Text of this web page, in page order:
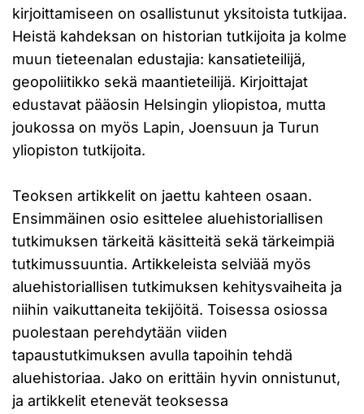
kirjoittamiseen on osallistunut yksitoista tutkijaa.
Heistä kahdeksan on historian tutkijoita ja kolme
muun tieteenalan edustajia: kansatieteilijä,
geopoliitikko sekä maantieteilijä. Kirjoittajat
edustavat pääosin Helsingin yliopistoa, mutta
joukossa on myös Lapin, Joensuun ja Turun
yliopiston tutkijoita.
Teoksen artikkelit on jaettu kahteen osaan.
Ensimmäinen osio esittelee aluehistoriallisen
tutkimuksen tärkeitä käsitteitä sekä tärkeimpiä
tutkimussuuntia. Artikkeleista selviää myös
aluehistoriallisen tutkimuksen kehitysvaiheita ja
niihin vaikuttaneita tekijöitä. Toisessa osiossa
puolestaan perehdytään viiden
tapaustutkimuksen avulla tapoihin tehdä
aluehistoriaa. Jako on erittäin hyvin onnistunut,
ja artikkelit etenevät teoksessa